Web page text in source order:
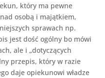
który ma pewne
osobą i majątkiem,
sprawach np.
jest dość ogólny bo mówi
ale i „dotyczących
przepis, który w razie
daje opiekunowi władze